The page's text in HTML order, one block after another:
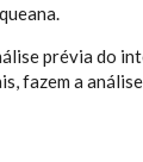
prévia do
fazem a